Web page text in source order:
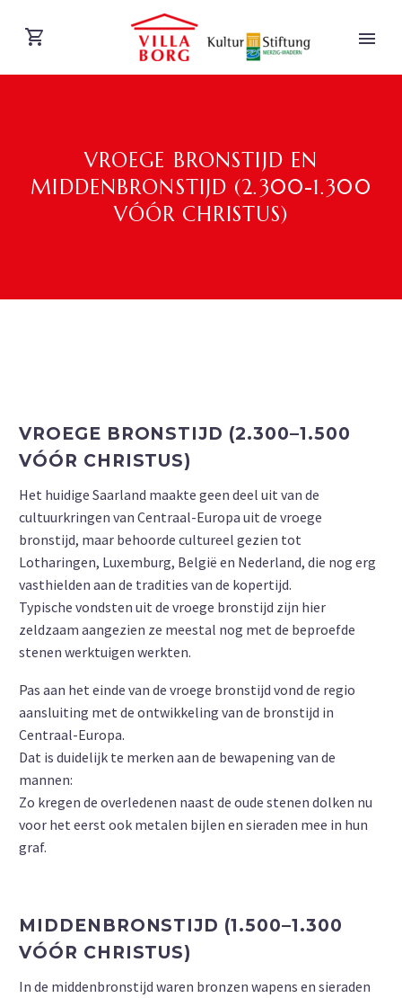
VROEGE BRONSTIJD EN
MIDDENBRONSTIJD (2.300-1.300
VÓÓR CHRISTUS)
VROEGE BRONSTIJD (2.300–1.500
VÓÓR CHRISTUS)
Het huidige Saarland maakte geen deel uit van de
cultuurkringen van Centraal-Europa uit de vroege
bronstijd, maar behoorde cultureel gezien tot
Lotharingen, Luxemburg, België en Nederland, die nog erg
vasthielden aan de tradities van de kopertijd.
Typische vondsten uit de vroege bronstijd zijn hier
zeldzaam aangezien ze meestal nog met de beproefde
stenen werktuigen werkten.
Pas aan het einde van de vroege bronstijd vond de regio
aansluiting met de ontwikkeling van de bronstijd in
Centraal-Europa.
Dat is duidelijk te merken aan de bewapening van de
mannen:
Zo kregen de overledenen naast de oude stenen dolken nu
voor het eerst ook metalen bijlen en sieraden mee in hun
graf.
MIDDENBRONSTIJD (1.500–1.300
VÓÓR CHRISTUS)
In de middenbronstijd waren bronzen wapens en sieraden